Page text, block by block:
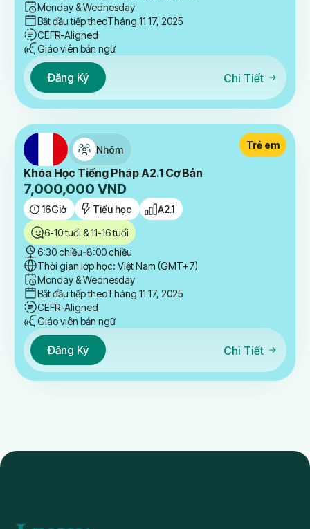
Monday & Wednesday
Bắt đầu tiếp theoTháng 11 17, 2025
CEFR-Aligned
Giáo viên bản ngữ
Đăng Ký Chi Tiết
Nhóm
Khóa Học Tiếng Pháp A2.1 Cơ Bản
7,000,000 VND
16Giờ Tiểu học A2.1
Trẻ em
6-10 tuổi & 11-16 tuổi
6:30 chiều-8:00 chiều
Thời gian lớp học: Việt Nam (GMT+7)
Monday & Wednesday
Bắt đầu tiếp theoTháng 11 17, 2025
CEFR-Aligned
Giáo viên bản ngữ
Đăng Ký Chi Tiết